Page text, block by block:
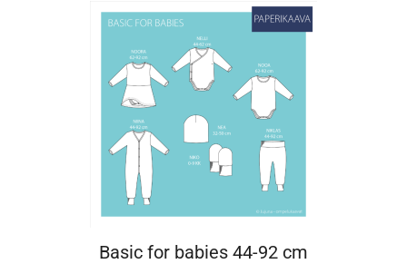
Basic for babies 44-92 cm